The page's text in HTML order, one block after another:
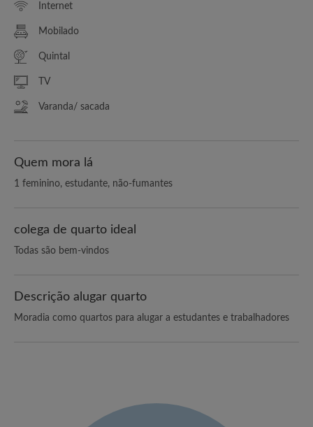
Internet
Mobilado
Quintal
TV
Varanda/ sacada
Quem mora lá
1 feminino, estudante, não-fumantes
colega de quarto ideal
Todas são bem-vindos
Descrição alugar quarto
Moradia como quartos para alugar a estudantes e trabalhadores